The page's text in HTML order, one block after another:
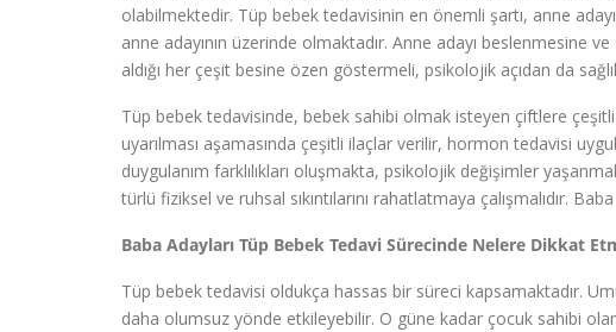
olabilmektedir. Tüp bebek tedavisinin en önemli şartı, anne
anne adayının üzerinde olmaktadır. Anne adayı beslenmesine
aldığı her çeşit besine özen göstermeli, psikolojik açıdan da
Tüp bebek tedavisinde, bebek sahibi olmak isteyen çiftlere çeşitli
uyarılması aşamasında çeşitli ilaçlar verilir, hormon tedavisi
duygulanım farklılıkları oluşmakta, psikolojik değişimler
türlü fiziksel ve ruhsal sıkıntılarını rahatlatmaya çalışmalıdır.
Baba Adayları Tüp Bebek Tedavi Sürecinde Nelere Dikkat
Tüp bebek tedavisi oldukça hassas bir süreci kapsamaktadır.
daha olumsuz yönde etkileyebilir. O güne kadar çocuk sahibi